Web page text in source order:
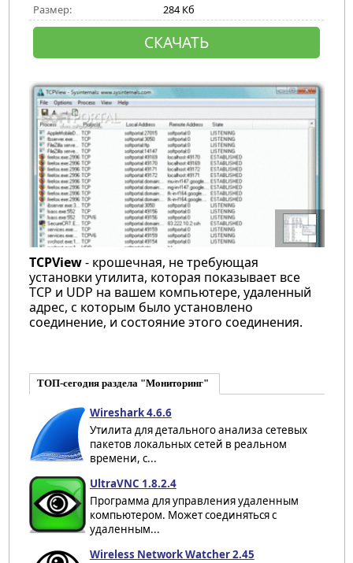
Размер: 284 Кб
СКАЧАТЬ
TCPView- крошечная, не требующая
установки утилита, которая показывает все
TCP и UDP на вашем компьютере, удаленный
адрес, с которым было установлено
соединение, и состояние этого соединения.
ТОП-сегодня раздела "Мониторинг"
Wireshark 4.6.6
Утилита для детального анализа сетевых
пакетов локальных сетей в реальном
времени, с...
UltraVNC 1.8.2.4
Программа для управления удаленным
компьютером. Может соединяться с
удаленным...
Wireless Network Watcher 2.45